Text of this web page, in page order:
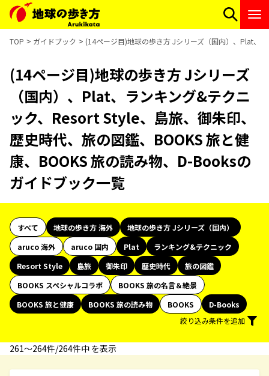
TOP ガイドブック (14ページ目)地球の歩き方 Jシリーズ（国内）、Plat、
(14ページ目)地球の歩き方 Jシリーズ
（国内）、Plat、ランキング&テクニ
ック、Resort Style、島旅、御朱印、
歴史時代、旅の図鑑、BOOKS 旅と健
康、BOOKS 旅の読み物、D-Booksの
ガイドブック一覧
すべて 地球の歩き方 海外
地球の歩き方 Jシリーズ（国内）
aruco 海外
aruco 国内 Plat
ランキング&テクニック
Resort Style
島旅 御朱印 歴史時代
旅の図鑑
BOOKS スペシャルコラボ
BOOKS 旅の名言＆絶景
BOOKS 旅と健康
BOOKS 旅の読み物 BOOKS
D-Books
絞り込み条件を追加
261〜264件/264件中 を表示